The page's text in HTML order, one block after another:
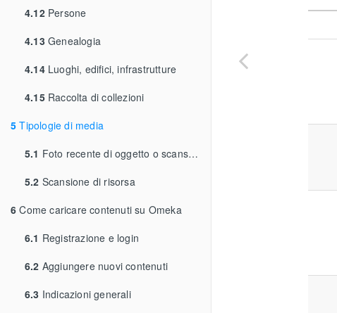
4.12Persone
4.13Genealogia
4.14Luoghi, edifici, infrastrutture
4.15Raccolta di collezioni
5 Tipologie di media
5.1 Foto recente di oggetto o scansione
5.2 Scansione di risorsa
6 Come caricare contenuti su Omeka
6.1 Registrazione e login
6.2 Aggiungere nuovi contenuti
6.3 Indicazioni generali